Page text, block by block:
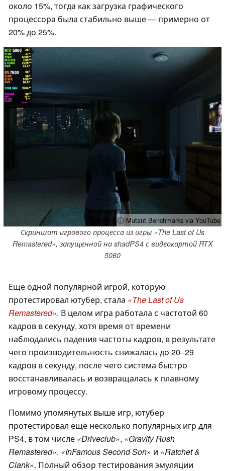
около 15%, тогда как загрузка графического
процессора была стабильно выше — примерно от
20% до 25%.
ⓘ Mutant Benchmarks via YouTube
Скриншот игрового процесса из игры «The Last of Us
Remastered», запущенной на shadPS4 с видеокартой RTX
5060
Еще одной популярной игрой, которую
протестировал ютубер, стала «The Last of Us
Remastered». В целом игра работала с частотой 60
кадров в секунду, хотя время от времени
наблюдались падения частоты кадров, в результате
чего производительность снижалась до 20–29
кадров в секунду, после чего система быстро
восстанавливалась и возвращалась к плавному
игровому процессу.
Помимо упомянутых выше игр, ютубер
протестировал ещё несколько популярных игр для
PS4, в том числе «Driveclub», «Gravity Rush
Remastered», «InFamous Second Son» и «Ratchet &
Clank». Полный обзор тестирования эмуляции